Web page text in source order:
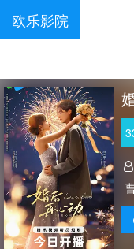
欧乐影院